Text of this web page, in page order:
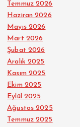
Temmuz 2026
Haziran 2026
Mayıs 2026
Mart 2026
Şubat 2026
Aralık 2025
Kasım 2025
Ekim 2025
Eylül 2025
Ağustos 2025
Temmuz 2025